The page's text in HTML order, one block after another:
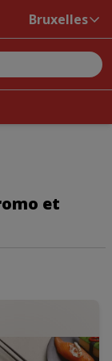
Bruxelles
et